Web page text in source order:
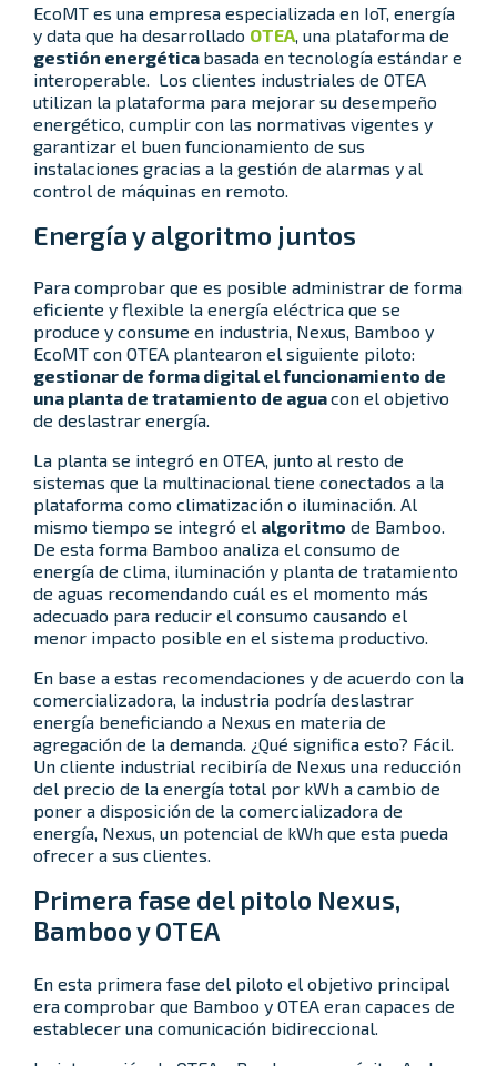
EcoMT es una empresa especializada en IoT, energía
y data que ha desarrollado OTEA, una plataforma de
gestión energética basada en tecnología estándar e
interoperable. Los clientes industriales de OTEA
utilizan la plataforma para mejorar su desempeño
energético, cumplir con las normativas vigentes y
garantizar el buen funcionamiento de sus
instalaciones gracias a la gestión de alarmas y al
control de máquinas en remoto.
Energía y algoritmo juntos
Para comprobar que es posible administrar de forma
eficiente y flexible la energía eléctrica que se
produce y consume en industria, Nexus, Bamboo y
EcoMT con OTEA plantearon el siguiente piloto:
gestionar de forma digital el funcionamiento de
una planta de tratamiento de aguacon el objetivo
de deslastrar energía.
La planta se integró en OTEA, junto al resto de
sistemas que la multinacional tiene conectados a la
plataforma como climatización o iluminación. Al
mismo tiempo se integró el algoritmo de Bamboo.
De esta forma Bamboo analiza el consumo de
energía de clima, iluminación y planta de tratamiento
de aguas recomendando cuál es el momento más
adecuado para reducir el consumo causando el
menor impacto posible en el sistema productivo.
En base a estas recomendaciones y de acuerdo con la
comercializadora, la industria podría deslastrar
energía beneficiando a Nexus en materia de
agregación de la demanda. ¿Qué significa esto? Fácil.
Un cliente industrial recibiría de Nexus una reducción
del precio de la energía total por kWh a cambio de
poner a disposición de la comercializadora de
energía, Nexus, un potencial de kWh que esta pueda
ofrecer a sus clientes.
Primera fase del pitolo Nexus,
Bamboo y OTEA
En esta primera fase del piloto el objetivo principal
era comprobar que Bamboo y OTEA eran capaces de
establecer una comunicación bidireccional.